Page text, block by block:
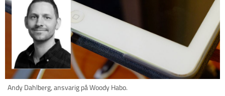
Andy Dahlberg, ansvarig på Woody Habo.